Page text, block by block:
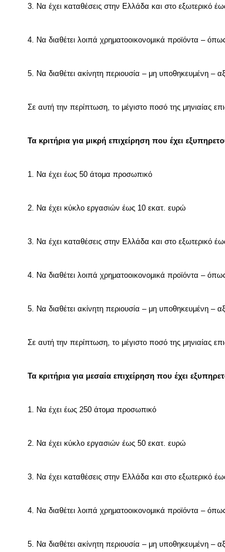
3. Να έχει καταθέσεις στην Ελλάδα και στο εξωτερικό
4. Να διαθέτει λοιπά χρηματοοικονομικά προϊόντα –
5. Να διαθέτει ακίνητη περιουσία – μη υποθηκευμένη –
Σε αυτή την περίπτωση, το μέγιστο ποσό της μηνιαίας
Τα κριτήρια για μικρή επιχείρηση που έχει
1. Να έχει έως 50 άτομα προσωπικό
2. Να έχει κύκλο εργασιών έως 10 εκατ. ευρώ
3. Να έχει καταθέσεις στην Ελλάδα και στο εξωτερικό
4. Να διαθέτει λοιπά χρηματοοικονομικά προϊόντα –
5. Να διαθέτει ακίνητη περιουσία – μη υποθηκευμένη –
Σε αυτή την περίπτωση, το μέγιστο ποσό της μηνιαίας
Τα κριτήρια για μεσαία επιχείρηση που έχει
1. Να έχει έως 250 άτομα προσωπικό
2. Να έχει κύκλο εργασιών έως 50 εκατ. ευρώ
3. Να έχει καταθέσεις στην Ελλάδα και στο εξωτερικό
4. Να διαθέτει λοιπά χρηματοοικονομικά προϊόντα –
5. Να διαθέτει ακίνητη περιουσία – μη υποθηκευμένη –